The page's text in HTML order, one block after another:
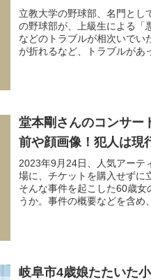
立教大学の野球部、名門とし
の野球部が、上級生による「
などのトラブルが相次いでい
が折れるなど、トラブルがあ
堂本剛さんのコンサー
前や顔画像！犯人は現
2023年9月24日、人気アーテ
場に、チケットを購入せずに
そんな事件を起こした60歳女
うか。事件の概要などを含め
岐阜市4歳娘たたいた